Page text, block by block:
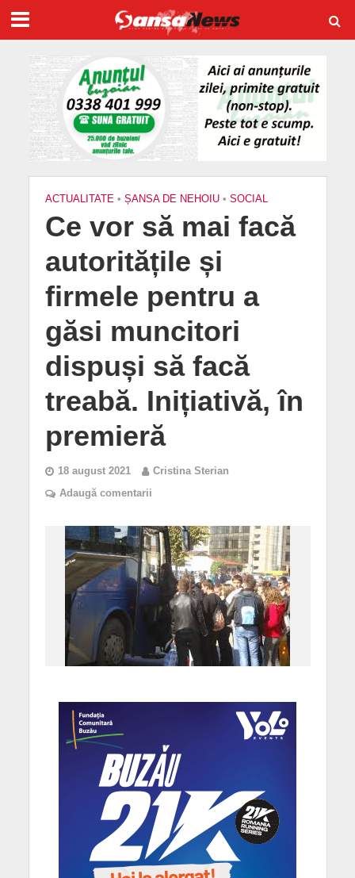
ACTUALITATE • ȘANSA DE NEHOIU • SOCIAL
Ce vor să mai facă
autoritățile și
firmele pentru a
găsi muncitori
dispuși să facă
treabă. Inițiativă, în
premieră
18 august 2021
Cristina Sterian
Adaugă comentarii